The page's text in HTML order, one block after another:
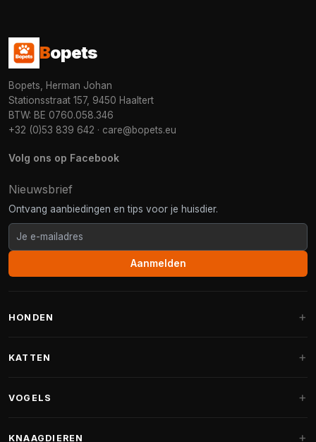
Bopets
Bopets, Herman Johan
Stationsstraat 157, 9450 Haaltert
BTW: BE 0760.058.346
+32 (0)53 839 642 · care@bopets.eu
Volg ons op Facebook
Nieuwsbrief
Ontvang aanbiedingen en tips voor je huisdier.
Aanmelden
HONDEN
Fantail hondenmanden
KATTEN
VOGELS
KNAAGDIEREN